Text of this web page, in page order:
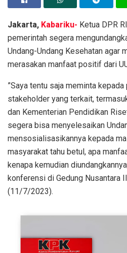
Jakarta, Kabariku- Ketua DPR
pemerintah segera
Undang-Undang Kesehatan agar
merasakan manfaat positif dari
”Saya tentu saja meminta
stakeholder yang terkait,
dan Kementerian Pendidikan
segera bisa menyelesaikan
mensosialisasikannya kepada
masyarakat tahu betul, apa
kenapa kemudian
konferensi di Gedung Nusantara
(11/7/2023).